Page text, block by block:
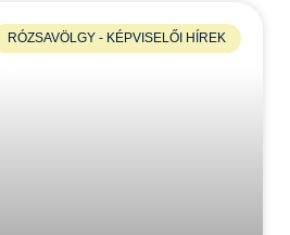
RÓZSAVÖLGY - KÉPVISELŐI HÍREK